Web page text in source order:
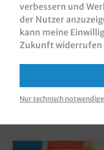
KUNDEN, DIE
HABEN, HABEN
verbessern und
der Nutzer
kann meine
Zukunft widerrufen
Nur technisch notwendige